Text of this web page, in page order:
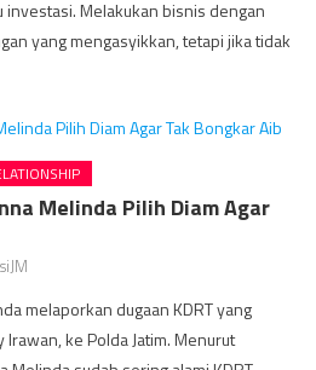
Melakukan bisnis dengan
yang mengasyikkan, tetapi jika tidak
Melinda Pilih Diam Agar
melaporkan dugaan KDRT yang
ke Polda Jatim. Menurut